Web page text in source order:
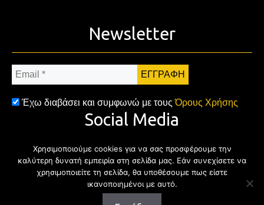
Newsletter
Email
*
Έχω διαβάσει και συμφωνώ με τουςΌρους Χρήσης
Social Media
FacebookTwitter Instagram
Χρησιμοποιούμε cookies για να σας προσφέρουμε την
καλύτερη δυνατή εμπειρία στη σελίδα μας. Εάν συνεχίσετε να
χρησιμοποιείτε τη σελίδα, θα υποθέσουμε πως είστε
ικανοποιημένοι με αυτό.